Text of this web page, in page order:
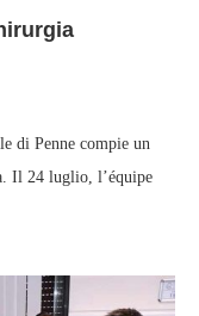
di Penne compie un
Il 24 luglio, l’équipe